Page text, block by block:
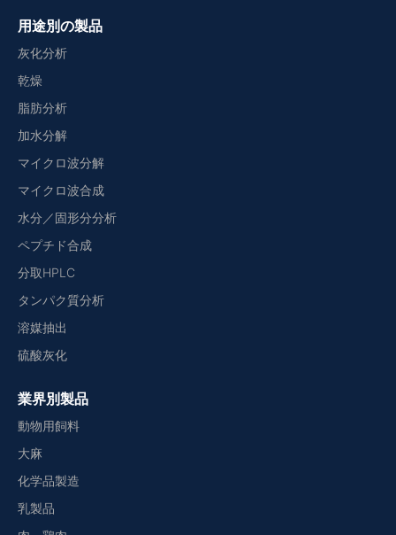
用途別の製品
灰化分析
乾燥
脂肪分析
加水分解
マイクロ波分解
マイクロ波合成
水分／固形分分析
ペプチド合成
分取HPLC
タンパク質分析
溶媒抽出
硫酸灰化
業界別製品
動物用飼料
大麻
化学品製造
乳製品